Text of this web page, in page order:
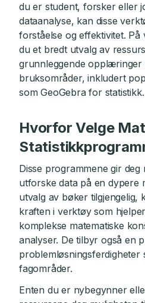
du er student, forsker eller
dataanalyse, kan disse
forståelse og effektivitet.
du et bredt utvalg av
grunnleggende opplæringer
bruksområder, inkludert
som GeoGebra for statistikk.
Hvorfor Velge
Disse programmene gir deg
utforske data på en dypere
utvalg av bøker tilgjengelig,
kraften i verktøy som
komplekse matematiske
analyser. De tilbyr også en
problemløsningsferdigheter
fagområder.
Enten du er nybegynner